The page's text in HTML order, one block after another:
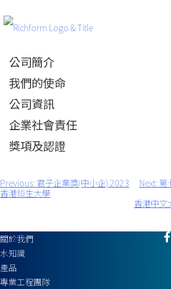
to
content
公司簡介
我們的使命
公司資訊
企業社會責任
獎項及認證
文
章
Previous:君子企業獎(中小企) 2023
香港恒生大學
Next:第
香港中文
關於我們
水知識
產品
專業工程團隊